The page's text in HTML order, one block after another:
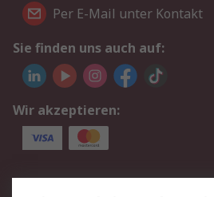
Per E-Mail unter Kontakt
Sie finden uns auch auf:
Wir akzeptieren:
Service